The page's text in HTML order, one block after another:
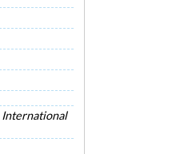
International